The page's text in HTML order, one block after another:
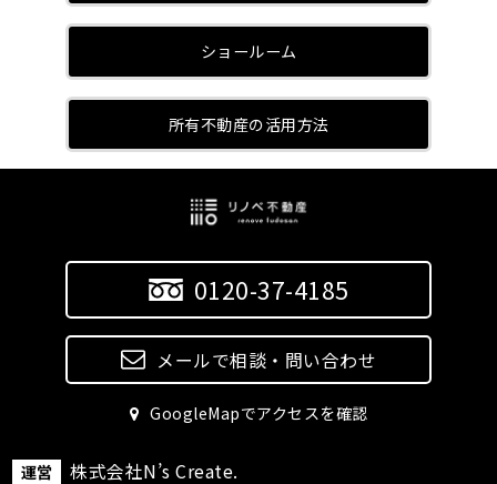
ショールーム
所有不動産の活用方法
0120-37-4185
メールで相談・問い合わせ
GoogleMapでアクセスを確認
運営 株式会社N’s Create.